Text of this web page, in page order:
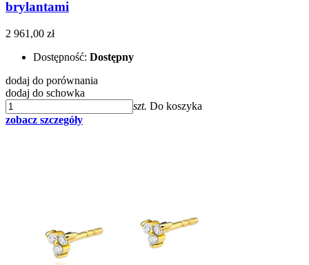
brylantami
2 961,00 zł
Dostępność: Dostępny
dodaj do porównania
dodaj do schowka
szt. Do koszyka
zobacz szczegóły